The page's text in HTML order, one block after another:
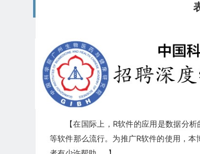
【在国际上，R软件的应用是数据分
等软件那么流行。为推广R软件的使用，